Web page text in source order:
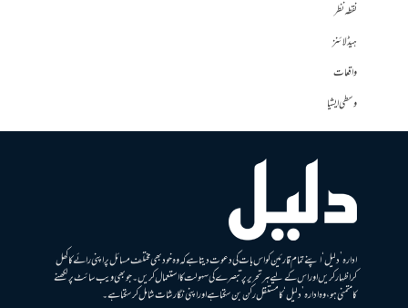
نقطہ نظر
ہیڈلائنز
واقعات
وسطی ایشیا
ادارہ ’دلیل‘ اپنے تمام قارئین کو اس بات کی دعوت دیتا ہے کہ وہ خود بھی مختلف مسائل پر اپنی رائے کا کھل
کر اظہار کریں اور اس کے لیے ہر تحریر پر تبصرے کی سہولت کا استعمال کریں۔ جو بھی ویب سائٹ پر لکھنے
کا متمنی ہو، وہ ادارہ ’دلیل‘ کا مستقل رکن بن سکتا ہے اور اپنی نگارشات شامل کرسکتا ہے۔